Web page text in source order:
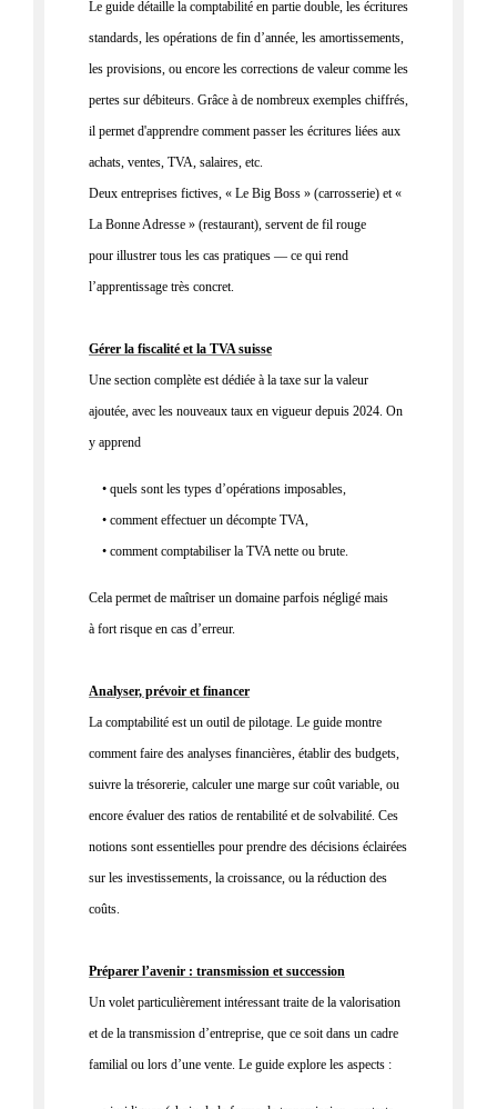
Le guide détaille la comptabilité en partie double , les écritures
standards, les opérations de fin d’année, les amortissements,
les provisions, ou encore les corrections de valeur comme les
pertes sur débiteurs. Grâce à de nombreux exemples chiffrés
il permet d'apprendre comment passer les écritures liées aux
achats, ventes, TVA, salaires, etc.
Deux entreprises fictives, « Le Big Boss » (carrosserie) et «
La Bonne Adresse » (restaurant), servent de fil rouge
pour illustrer tous les cas pratiques — ce qui rend
l’apprentissage très concret.
Gérer la fiscalité et la TVA suisse
Une section complète est dédiée à la taxe sur la valeur
ajoutée , avec les nouveaux taux en vigueur depuis 2024 . On
y apprend
• quels sont les types d’opérations imposables,
• comment effectuer un décompte TVA,
• comment comptabiliser la TVA nette ou brute.
Cela permet de maîtriser un domaine parfois négligé mais
à fort risque en cas d’erreur.
Analyser, prévoir et financer
La comptabilité est un outil de pilotage . Le guide montre
comment faire des analyses financières , établir des budgets
suivre la trésorerie , calculer une marge sur coût variable , ou
encore évaluer des ratios de rentabilité et de solvabilité. Ces
notions sont essentielles pour prendre des décisions éclairées
sur les investissements, la croissance, ou la réduction des
coûts.
Préparer l’avenir : transmission et succession
Un volet particulièrement intéressant traite de la valorisation
et de la transmission d’entreprise , que ce soit dans un cadre
familial ou lors d’une vente. Le guide explore les aspects :